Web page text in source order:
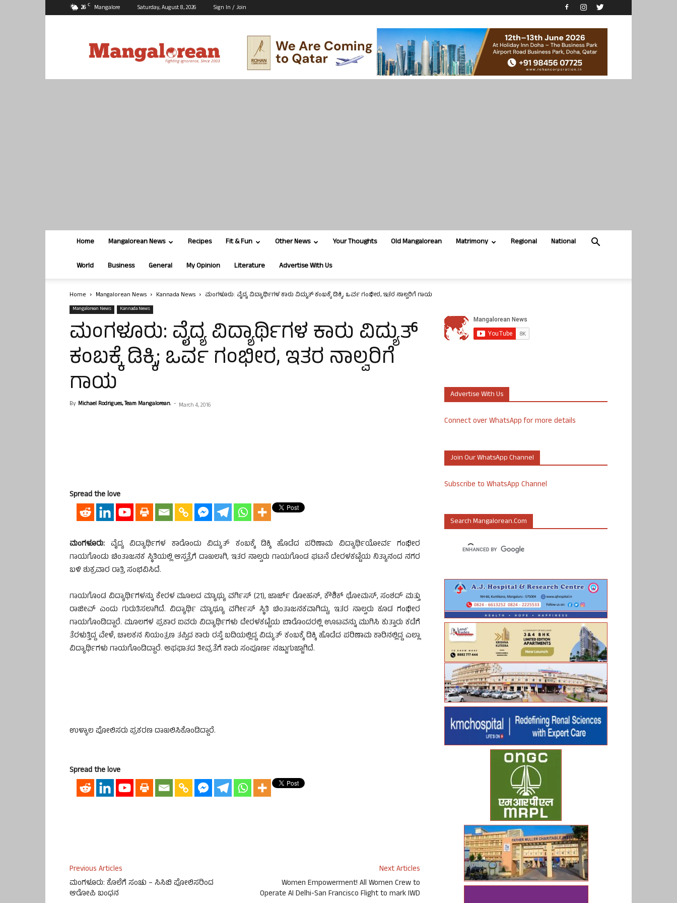
26 C Mangalore Saturday, August 8, 2026 Sign In / Join
Home Mangalorean News Recipes Fit & Fun Other News Your Thoughts Old Mangalorean Matrimony Regional National
World Business General My Opinion Literature Advertise With Us
Home Mangalorean News Kannada News ಮಂಗಳೂರು: ವೈದ್ಯ ವಿದ್ಯಾರ್ಥಿಗಳ ಕಾರು ವಿದ್ಯುತ್ ಕಂಬಕ್ಕೆ ಡಿಕ್ಕಿ; ಒರ್ವ ಗಂಭೀರ, ಇತರ ನಾಲ್ವರಿಗೆ ಗಾಯ
Mangalorean News Kannada News
ಮಂಗಳೂರು: ವೈದ್ಯ ವಿದ್ಯಾರ್ಥಿಗಳ ಕಾರು ವಿದ್ಯುತ್
ಕಂಬಕ್ಕೆ ಡಿಕ್ಕಿ; ಒರ್ವ ಗಂಭೀರ, ಇತರ ನಾಲ್ವರಿಗೆ
ಗಾಯ
By Michael Rodrigues, Team Mangalorean. - March 4, 2016
Spread the love
ಮಂಗಳೂರು: ವೈದ್ಯ ವಿದ್ಯಾರ್ಥಿಗಳ ಕಾರೊಂದು ವಿದ್ಯುತ್ ಕಂಬಕ್ಕೆ ಡಿಕ್ಕಿ ಹೊಡೆದ ಪರಿಣಾಮ ವಿದ್ಯಾರ್ಥಿಯೋರ್ವ ಗಂಭೀರ
ಗಾಯಗೊಂಡು ಚಿಂತಾಜನಕ ಸ್ಥಿತಿಯಲ್ಲಿ ಆಸ್ಪತ್ರೆಗೆ ದಾಖಲಾಗಿ, ಇತರ ನಾಲ್ವರು ಗಾಯಗೊಂಡ ಘಟನೆ ದೇರಳಕಟ್ಟೆಯ ನಿತ್ಯಾನಂದ ನಗರ
ಬಳಿ ಶುಕ್ರವಾರ ರಾತ್ರಿ ಸಂಭವಿಸಿದೆ.
ಗಾಯಗೊಂಡ ವಿದ್ಯಾರ್ಥಿಗಳನ್ನು ಕೇರಳ ಮೂಲದ ಮ್ಯಾಥ್ಯು ವರ್ಗಿಸ್ (21), ಜಾರ್ಜ್ ರೋಹನ್, ಕೌಶಿಕ್ ಥೋಮಸ್, ಸಂಶದ್ ಮತ್ತು
ರಾಜೀವ್ ಎಂದು ಗುರುತಿಸಲಾಗಿದೆ. ವಿದ್ಯಾರ್ಥಿ ಮ್ಯಾಥ್ಯೂ ವರ್ಗೀಸ್ ಸ್ಥಿತಿ ಚಿಂತಾಜನಕವಾಗಿದ್ದು, ಇತರ ನಾಲ್ವರು ಕೂಡ ಗಂಭೀರ
ಗಾಯಗೊಂಡಿದ್ದಾರೆ. ಮೂಲಗಳ ಪ್ರಕಾರ ಐವರು ವಿದ್ಯಾರ್ಥಿಗಳು ದೇರಳಕಟ್ಟೆಯ ಬಾರೊಂದರಲ್ಲಿ ಊಟವನ್ನು ಮುಗಿಸಿ ಕುತ್ತಾರು ಕಡೆಗೆ
ತೆರಳುತ್ತಿದ್ದ ವೇಳೆ, ಚಾಲಕನ ನಿಯಂತ್ರಣ ತಪ್ಪಿದ ಕಾರು ರಸ್ತೆ ಬದಿಯಲ್ಲಿದ್ದ ವಿದ್ಯುತ್ ಕಂಬಕ್ಕೆ ಡಿಕ್ಕಿ ಹೊಡೆದ ಪರಿಣಾಮ ಕಾರಿನಲ್ಲಿದ್ದ ಎಲ್ಲಾ
ವಿದ್ಯಾರ್ಥಿಗಳು ಗಾಯಗೊಂಡಿದ್ದಾರೆ. ಅಫಘಾತದ ತೀವ್ರತೆಗೆ ಕಾರು ಸಂಪೂರ್ಣ ನಜ್ಜುಗುಜ್ಜಾಗಿದೆ.
ಉಳ್ಳಾಲ ಪೋಲಿಸರು ಪ್ರಕರಣ ದಾಖಲಿಸಿಕೊಂಡಿದ್ದಾರೆ.
Spread the love
Previous Articles
ಮಂಗಳೂರು: ಕೊಲೆಗೆ ಸಂಚು – ಸಿಸಿಬಿ ಪೋಲಿಸರಿಂದ
ಆರೋಪಿ ಬಂಧನ
Next Articles
Women Empowerment! All Women Crew to
Operate AI Delhi-San Francisco Flight to mark IWD
Advertise With Us
Connect over WhatsApp for more details
Join Our WhatsApp Channel
Subscribe to WhatsApp Channel
Search Mangalorean.com